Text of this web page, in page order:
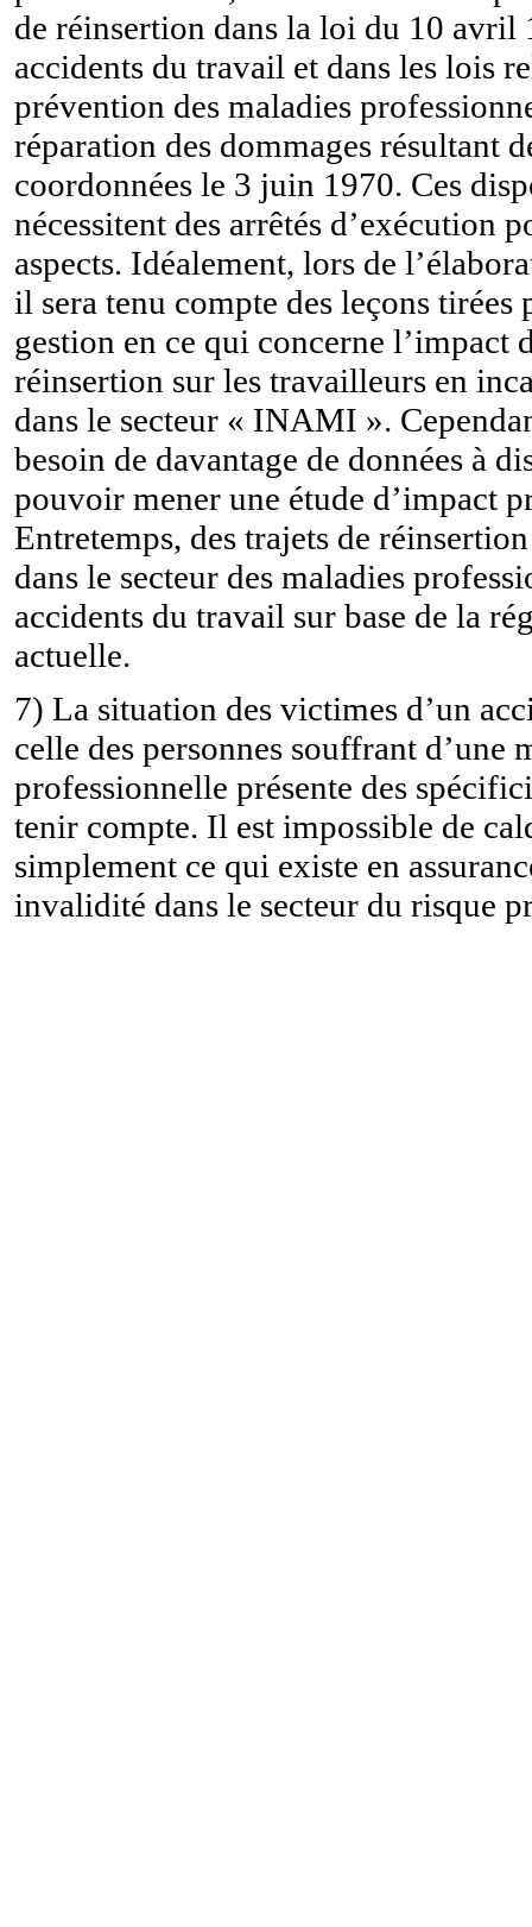
de réinsertion dans la loi du 10 avril
accidents du travail et dans les lois
prévention des maladies
réparation des dommages résultant
coordonnées le 3 juin 1970. Ces
nécessitent des arrêtés d’exécution
aspects. Idéalement, lors de
il sera tenu compte des leçons tirées
gestion en ce qui concerne l’impact
réinsertion sur les travailleurs en
dans le secteur « INAMI ».
besoin de davantage de données à
pouvoir mener une étude d’impact
Entretemps, des trajets de
dans le secteur des maladies
accidents du travail sur base de la
actuelle.
7) La situation des victimes d’un
celle des personnes souffrant d’une
professionnelle présente des
tenir compte. Il est impossible de
simplement ce qui existe en
invalidité dans le secteur du risque